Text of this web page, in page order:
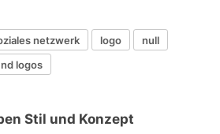
netzwerk logo
null
logos
Stil und Konzept